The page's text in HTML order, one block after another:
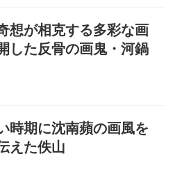
想が相克する多彩な画
した反骨の画鬼・河鍋
時期に沈南蘋の画風を
えた佚山